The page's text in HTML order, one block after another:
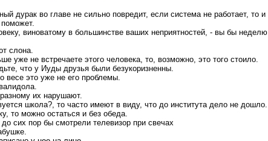
дурак во главе не сильно повредит, если система не работает, то и
виноватому в большинстве ваших неприятностей, - вы бы неделю
слона.
уже не встречаете этого человека, то, возможно, это того стоило.
что у Иуды друзья были безукоризненны.
весе это уже не его проблемы.
их нарушают.
школа?, то часто имеют в виду, что до института дело не дошло.
то можно остаться и без обеда.
сих пор бы смотрели телевизор при свечах